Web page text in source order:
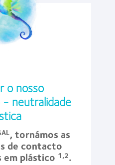
o nosso
neutralidade
, tornámos as
de contacto
em plástico 1,2.